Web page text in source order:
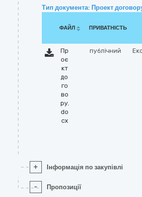
Тип документа: Проект
ФАЙЛ ПРИВАТНІСТЬ
Пр
оє
кт
до
го
во
ру.
do
cx
публічний
+ Інформація по закупівлі
- Пропозиції